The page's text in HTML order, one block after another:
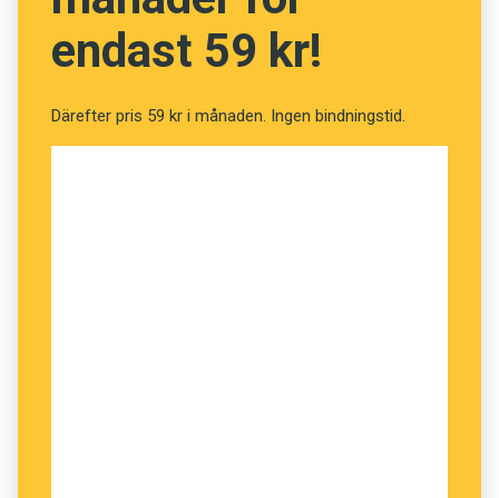
endast 59 kr!
Därefter pris 59 kr i månaden. Ingen bindningstid.